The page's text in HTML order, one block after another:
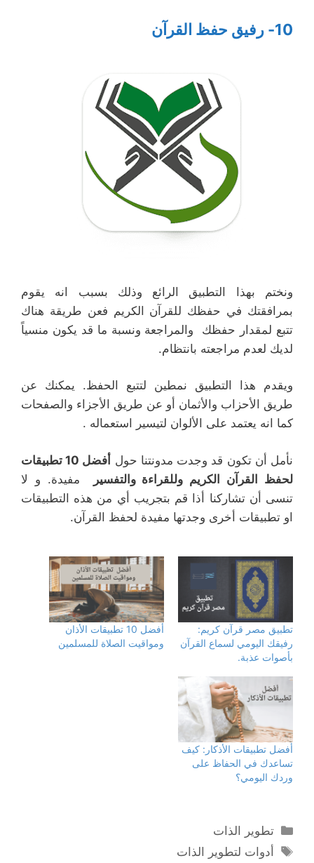
10- رفيق حفظ القرآن
ونختم بهذا التطبيق الرائع وذلك بسبب انه يقوم
بمرافقتك في حفظك للقرآن الكريم فعن طريقة هناك
تتبع لمقدار حفظك والمراجعة ونسبة ما قد يكون منسياً
لديك لعدم مراجعته بانتظام.
ويقدم هذا التطبيق نمطين لتتبع الحفظ. يمكنك عن
طريق الأحزاب والأثمان أو عن طريق الأجزاء والصفحات
كما انه يعتمد على الألوان لتيسير استعماله .
نأمل أن تكون قد وجدت مدونتنا حول
أفضل 10 تطبيقات
لحفظ القرآن الكريم وللقراءة والتفسير
مفيدة. و لا
تنسى أن تشاركنا أذا قم بتجريب أي من هذه التطبيقات
او تطبيقات أخرى وجدتها مفيدة لحفظ القرآن.
تطبيق مصر قرآن كريم:
رفيقك اليومي لسماع القرآن
بأصوات عذبة.
أفضل 10 تطبيقات الأذان
ومواقيت الصلاة للمسلمين
أفضل تطبيقات الأذكار: كيف
تساعدك في الحفاظ على
وردك اليومي؟
التصنيفات
تطوير الذات
الوسوم
أدوات لتطوير الذات